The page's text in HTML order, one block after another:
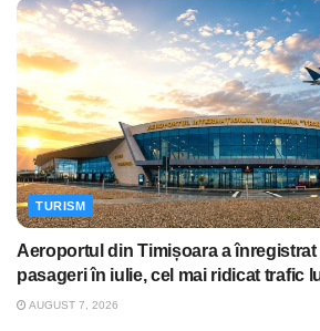
TURISM
Aeroportul din Timișoara a înregistrat
pasageri în iulie, cel mai ridicat trafic
AUGUST 7, 2026